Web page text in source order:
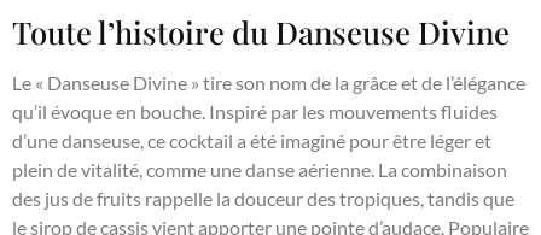
Toute l’histoire du Danseuse Divine
Le « Danseuse Divine » tire son nom de la grâce et de l’élégance
qu’il évoque en bouche. Inspiré par les mouvements fluides
d’une danseuse, ce cocktail a été imaginé pour être léger et
plein de vitalité, comme une danse aérienne. La combinaison
des jus de fruits rappelle la douceur des tropiques, tandis que
le sirop de cassis vient apporter une pointe d’audace. Populaire